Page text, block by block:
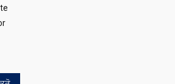
ਹੀ ਗੁਰੂ ਹਰਿਕ੍ਰਿਸ਼ਨ ਸਾਹਿਬ ਜੀ ਦਾ ਸਦੀਵੀ ਸੰਦੇਸ਼;